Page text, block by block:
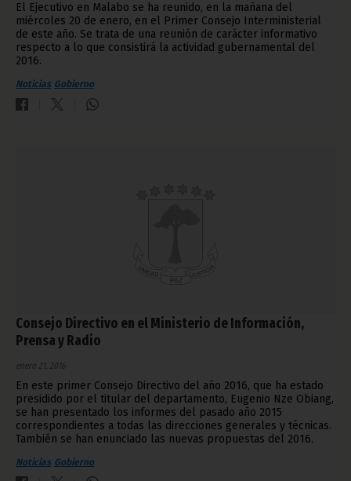
El Ejecutivo en Malabo se ha reunido, en la mañana del
miércoles 20 de enero, en el Primer Consejo Interministerial
de este año. Se trata de una reunión de carácter informativo
respecto a lo que consistirá la actividad gubernamental del
2016.
Noticias Gobierno
Consejo Directivo en el Ministerio de Información,
Prensa y Radio
enero 21, 2016
En este primer Consejo Directivo del año 2016, que ha estado
presidido por el titular del departamento, Eugenio Nze Obiang,
se han presentado los informes del pasado año 2015
correspondientes a todas las direcciones generales y técnicas.
También se han enunciado las nuevas propuestas del 2016.
Noticias Gobierno